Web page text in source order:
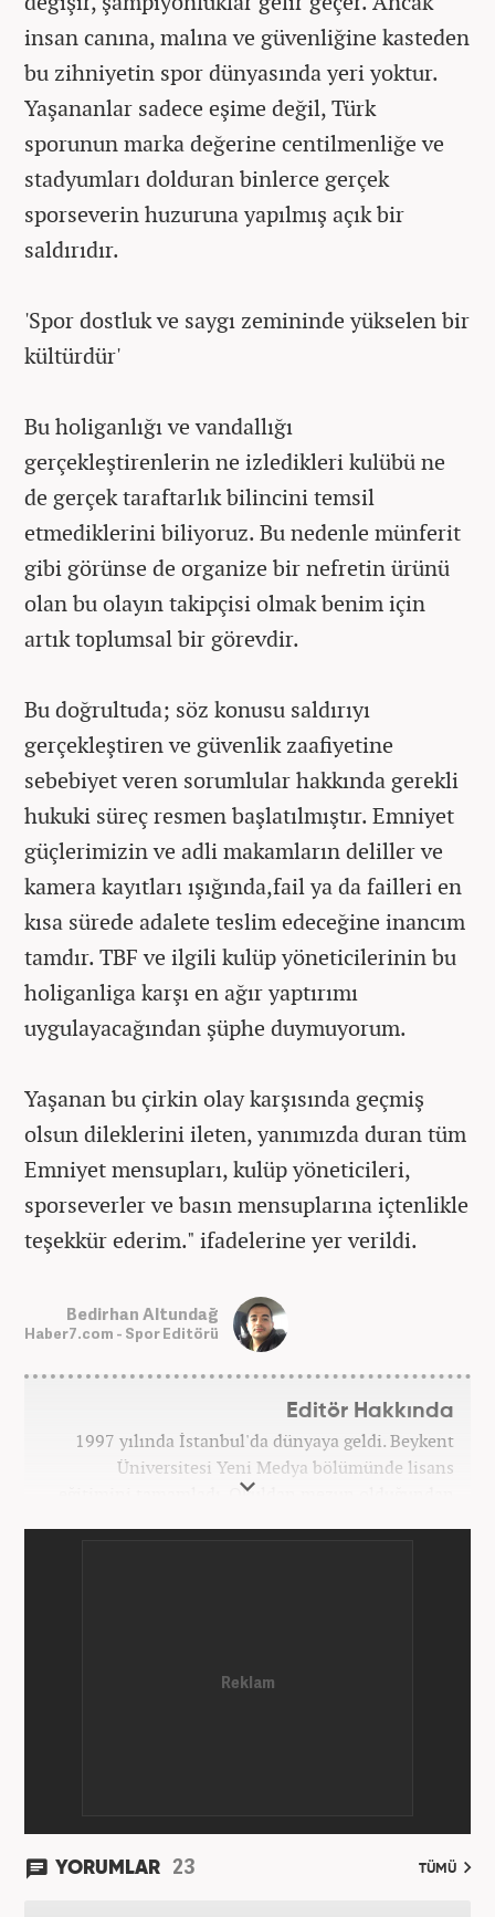
insan canına, malına ve güvenliğine kasteden
bu zihniyetin spor dünyasında yeri yoktur.
Yaşananlar sadece eşime değil, Türk
sporunun marka değerine centilmenliğe ve
stadyumları dolduran binlerce gerçek
sporseverin huzuruna yapılmış açık bir
saldırıdır.
'Spor dostluk ve saygı zemininde yükselen bir
kültürdür'
Bu holiganlığı ve vandallığı
gerçekleştirenlerin ne izledikleri kulübü ne
de gerçek taraftarlık bilincini temsil
etmediklerini biliyoruz. Bu nedenle münferit
gibi görünse de organize bir nefretin ürünü
olan bu olayın takipçisi olmak benim için
artık toplumsal bir görevdir.
Bu doğrultuda; söz konusu saldırıyı
gerçekleştiren ve güvenlik zaafiyetine
sebebiyet veren sorumlular hakkında gerekli
hukuki süreç resmen başlatılmıştır. Emniyet
güçlerimizin ve adli makamların deliller ve
kamera kayıtları ışığında,fail ya da failleri en
kısa sürede adalete teslim edeceğine inancım
tamdır. TBF ve ilgili kulüp yöneticilerinin bu
holiganliga karşı en ağır yaptırımı
uygulayacağından şüphe duymuyorum.
Yaşanan bu çirkin olay karşısında geçmiş
olsun dileklerini ileten, yanımızda duran tüm
Emniyet mensupları, kulüp yöneticileri,
sporseverler ve basın mensuplarına içtenlikle
teşekkür ederim." ifadelerine yer verildi.
Bedirhan Altundağ
Haber7.com - Spor Editörü
Editör Hakkında
1997 yılında İstanbul'da dünyaya geldi. Beykent
Üniversitesi Yeni Medya bölümünde lisans
eğitimini tamamladı. Okuldan mezun olduğundan
YORUMLAR 23 TÜMÜ